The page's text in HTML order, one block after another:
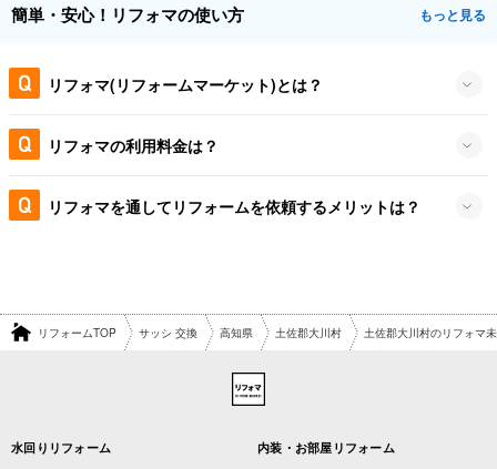
簡単・安心！リフォマの使い方 もっと見る
リフォマ(リフォームマーケット)とは？
リフォマの利用料金は？
リフォマを通してリフォームを依頼するメリットは？
リフォームTOP サッシ 交換 高知県 土佐郡大川村 土佐郡大川村のリフォマ
水回りリフォーム 内装・お部屋リフォーム